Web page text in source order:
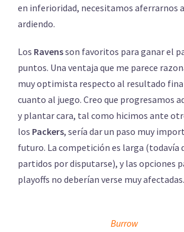
en inferioridad, necesitamos aferrarnos
ardiendo.
Los Ravensson favoritos para ganar el
puntos. Una ventaja que me parece
muy optimista respecto al resultado
cuanto al juego. Creo que progresamos
y plantar cara, tal como hicimos ante
los Packers, sería dar un paso muy
futuro. La competición es larga (todavía
partidos por disputarse), y las opciones
playoffs no deberían verse muy afectadas.
Burrow